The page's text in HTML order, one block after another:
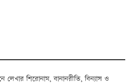
লেখার শিরোনাম, বানানরীতি, বিন্যাস ও